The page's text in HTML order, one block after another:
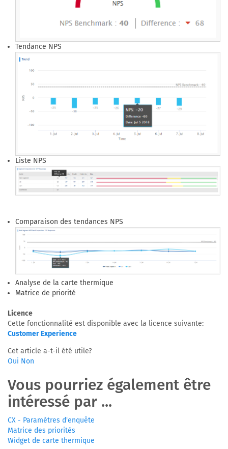
Tendance NPS
Liste NPS
Comparaison des tendances NPS
Analyse de la carte thermique
Matrice de priorité
Licence
Cette fonctionnalité est disponible avec la licence suivante:
Customer Experience
Cet article a-t-il été utile?
Oui Non
Vous pourriez également être
intéressé par ...
CX - Paramètres d'enquête
Matrice des priorités
Widget de carte thermique